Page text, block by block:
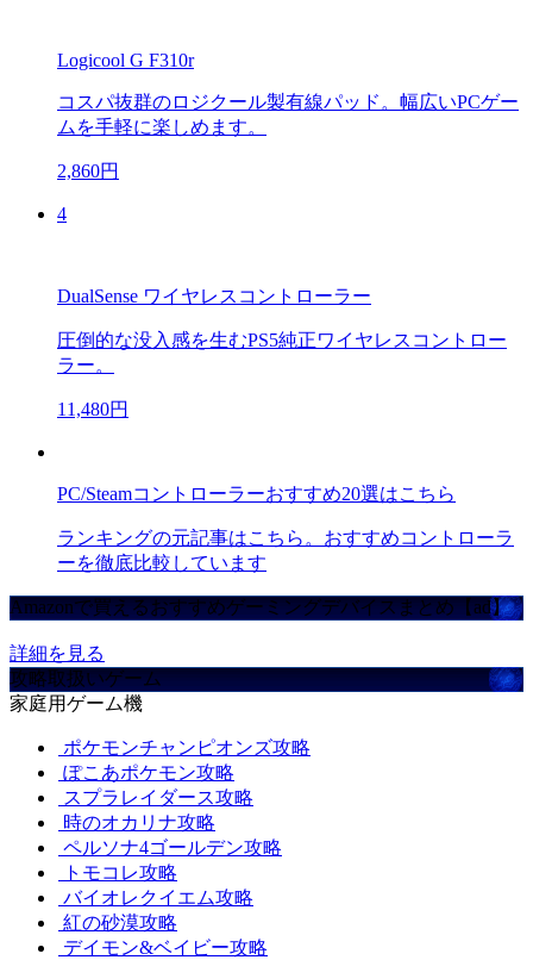
Logicool G F310r
コスパ抜群のロジクール製有線パッド。幅広いPCゲー
ムを手軽に楽しめます。
2,860円
4
DualSense ワイヤレスコントローラー
圧倒的な没入感を生むPS5純正ワイヤレスコントロー
ラー。
11,480円
PC/Steamコントローラーおすすめ20選はこちら
ランキングの元記事はこちら。おすすめコントローラ
ーを徹底比較しています
Amazonで買えるおすすめゲーミングデバイスまとめ【ad】
詳細を見る
攻略取扱いゲーム
家庭用ゲーム機
ポケモンチャンピオンズ攻略
ぽこあポケモン攻略
スプラレイダース攻略
時のオカリナ攻略
ペルソナ4ゴールデン攻略
トモコレ攻略
バイオレクイエム攻略
紅の砂漠攻略
デイモン&ベイビー攻略